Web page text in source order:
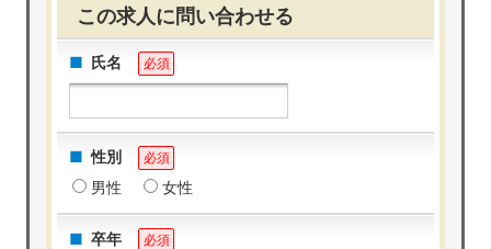
この求人に問い合わせる
氏名 必須
性別 必須
男性 女性
卒年 必須